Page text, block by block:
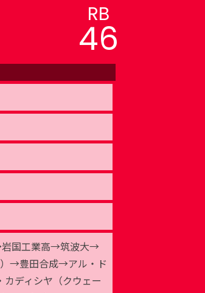
RB
46
国工業高→筑波大→
）→豊田合成→アル・ド
ディシヤ（クウェー